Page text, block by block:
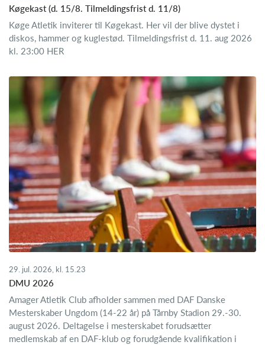
Køgekast (d. 15/8. Tilmeldingsfrist d. 11/8)
Køge Atletik inviterer til Køgekast. Her vil der blive dystet i
diskos, hammer og kuglestød. Tilmeldingsfrist d. 11. aug 2026
kl. 23:00 HER
29. jul. 2026, kl. 15.23
DMU 2026
Amager Atletik Club afholder sammen med DAF Danske
Mesterskaber Ungdom (14-22 år) på Tårnby Stadion 29.-30.
august 2026. Deltagelse i mesterskabet forudsætter
medlemskab af en DAF-klub og forudgående kvalifikation i